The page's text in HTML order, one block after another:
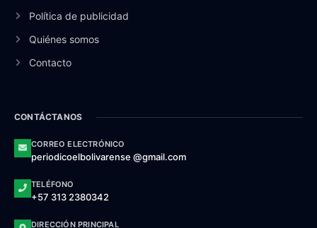
Política de publicidad
Quiénes somos
Contacto
CONTÁCTANOS
CORREO ELECTRÓNICO
periodicoelbolivarense @gmail.com
TELÉFONO
+57 313 2380342
DIRECCIÓN PRINCIPAL